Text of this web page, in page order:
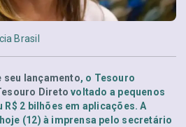
Brasil
seu lançamento, o Tesouro
Direto voltado a pequenos
2 bilhões em aplicações. A
(12) à imprensa pelo secretário